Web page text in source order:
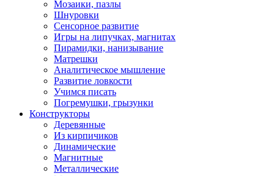
Мозаики, пазлы
Шнуровки
Сенсорное развитие
Игры на липучках, магнитах
Пирамидки, нанизывание
Матрешки
Аналитическое мышление
Развитие ловкости
Учимся писать
Погремушки, грызунки
Конструкторы
Деревянные
Из кирпичиков
Динамические
Магнитные
Металлические